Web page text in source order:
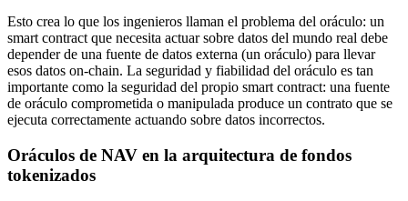
Esto crea lo que los ingenieros llaman el problema del oráculo: un
smart contract que necesita actuar sobre datos del mundo real debe
depender de una fuente de datos externa (un oráculo) para llevar
esos datos on-chain. La seguridad y fiabilidad del oráculo es tan
importante como la seguridad del propio smart contract: una fuente
de oráculo comprometida o manipulada produce un contrato que se
ejecuta correctamente actuando sobre datos incorrectos.
Oráculos de NAV en la arquitectura de fondos
tokenizados